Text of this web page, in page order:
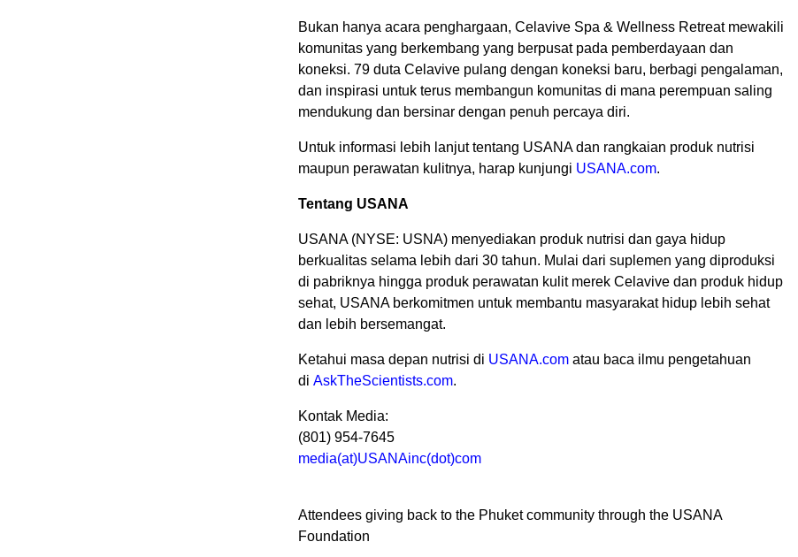
Bukan hanya acara penghargaan, Celavive Spa & Wellness Retreat mewakili
komunitas yang berkembang yang berpusat pada pemberdayaan dan
koneksi. 79 duta Celavive pulang dengan koneksi baru, berbagi pengalaman,
dan inspirasi untuk terus membangun komunitas di mana perempuan saling
mendukung dan bersinar dengan penuh percaya diri.
Untuk informasi lebih lanjut tentang USANA dan rangkaian produk nutrisi
maupun perawatan kulitnya, harap kunjungi USANA.com.
Tentang USANA
USANA (NYSE: USNA) menyediakan produk nutrisi dan gaya hidup
berkualitas selama lebih dari 30 tahun. Mulai dari suplemen yang diproduksi
di pabriknya hingga produk perawatan kulit merek Celavive dan produk hidup
sehat, USANA berkomitmen untuk membantu masyarakat hidup lebih sehat
dan lebih bersemangat.
Ketahui masa depan nutrisi di USANA.com atau baca ilmu pengetahuan
di AskTheScientists.com.
Kontak Media:
(801) 954-7645
media(at)USANAinc(dot)com
Attendees giving back to the Phuket community through the USANA
Foundation